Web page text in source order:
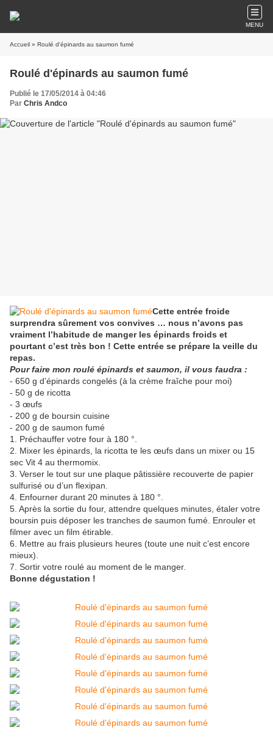
MENU
Accueil » Roulé d'épinards au saumon fumé
Roulé d'épinards au saumon fumé
Publié le 17/05/2014 à 04:46
Par Chris Andco
Cette entrée froide
surprendra sûrement vos convives … nous n’avons pas
vraiment l’habitude de manger les épinards froids et
pourtant c’est très bon ! Cette entrée se prépare la veille du
repas.
Pour faire mon roulé épinards et saumon, il vous faudra :
- 650 g d’épinards congelés (à la crème fraîche pour moi)
- 50 g de ricotta
- 3 œufs
- 200 g de boursin cuisine
- 200 g de saumon fumé
1. Préchauffer votre four à 180 °.
2. Mixer les épinards, la ricotta te les œufs dans un mixer ou 15
sec Vit 4 au thermomix.
3. Verser le tout sur une plaque pâtissière recouverte de papier
sulfurisé ou d’un flexipan.
4. Enfourner durant 20 minutes à 180 °.
5. Après la sortie du four, attendre quelques minutes, étaler votre
boursin puis déposer les tranches de saumon fumé. Enrouler et
filmer avec un film étirable.
6. Mettre au frais plusieurs heures (toute une nuit c’est encore
mieux).
7. Sortir votre roulé au moment de le manger.
Bonne dégustation !